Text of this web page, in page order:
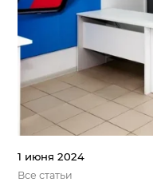
1 июня 2024
Все статьи